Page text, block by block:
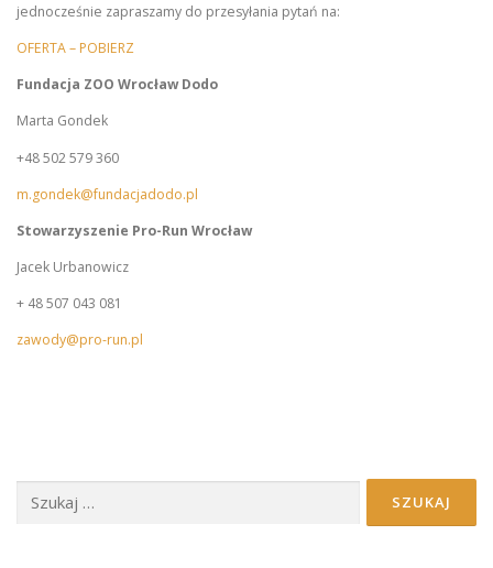
jednocześnie zapraszamy do przesyłania pytań na:
OFERTA – POBIERZ
Fundacja ZOO Wrocław Dodo
Marta Gondek
+48 502 579 360
m.gondek@fundacjadodo.pl
Stowarzyszenie Pro-Run Wrocław
Jacek Urbanowicz
+ 48 507 043 081
zawody@pro-run.pl